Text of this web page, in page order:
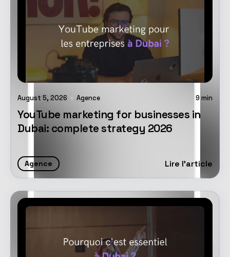
August 5, 2026 Agence 9 min
YouTube marketing for businesses in
Dubai: complete strategy 2026
Agence Lire l'article